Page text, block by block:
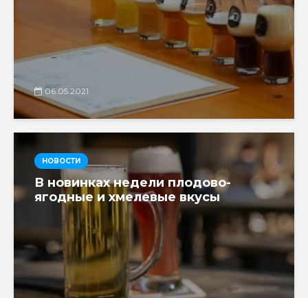
06.05.2021
НОВОСТИ
В новинках недели плодово-
ягодные и хмелевые вкусы